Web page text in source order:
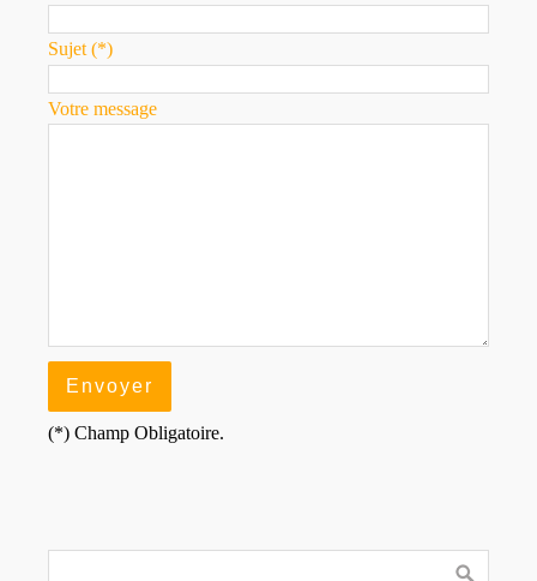
Sujet (*)
Votre message
(*) Champ Obligatoire.